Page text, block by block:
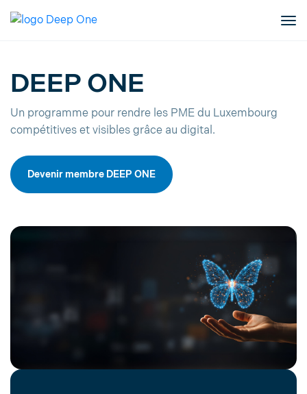
DEEP ONE
Un programme pour rendre les PME du Luxembourg
compétitives et visibles grâce au digital.
Devenir membre DEEP ONE